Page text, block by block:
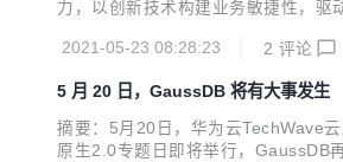
力，以创新技术构建业务敏捷性，驱
最受欢迎的NoSQ...
2021-05-23 08:28:23 2 评论
5 月 20 日，GaussDB 将有大事发生
摘要：5月20日，华为云TechWave
原生2.0专题日即将举行，GaussDB